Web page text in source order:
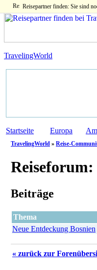
Reisepartner finden: Sie sind
TravelingWorld
Startseite Europa
TravelingWorld » Reise-
Reiseforum:
Beiträge
Thema
Neue Entdeckung Bosnien
« zurück zur